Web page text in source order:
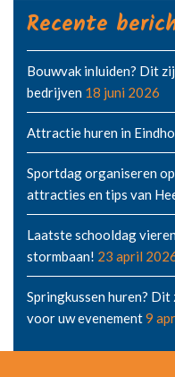
Recente
Bouwvak inluiden? Dit
bedrijven 18 juni 2026
Attractie huren in
Sportdag organiseren
attracties en tips van
Laatste schooldag
stormbaan! 23 april
Springkussen huren?
voor uw evenement9